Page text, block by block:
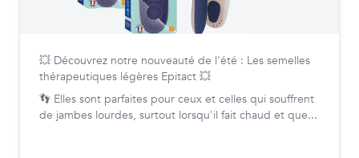
💥 Découvrez notre nouveauté de l'été : Les semelles
thérapeutiques légères Epitact 💥
👣 Elles sont parfaites pour ceux et celles qui souffrent
de jambes lourdes, surtout lorsqu'il fait chaud et que...